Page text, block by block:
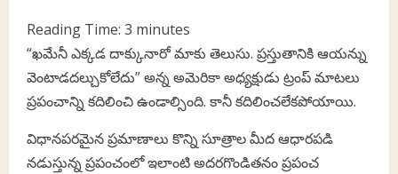
Reading Time: 3 minutes
“ఖమేనీ ఎక్కడ దాక్కునారో మాకు తెలుసు. ప్రస్తుతానికి ఆయన్ను
వెంటాడదల్చుకోలేదు” అన్న అమెరికా అధ్యక్షుడు ట్రంప్ మాటలు
ప్రపంచాన్ని కదిలించి ఉండాల్సింది. కానీ కదిలించలేకపోయాయి.
విధానపరమైన ప్రమాణాలు కొన్ని సూత్రాల మీద ఆధారపడి
నడుస్తున్న ప్రపంచంలో ఇలాంటి అదరగొండితనం ప్రపంచ